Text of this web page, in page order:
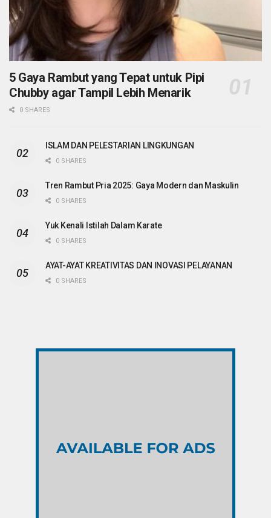
5 Gaya Rambut yang Tepat untuk Pipi
Chubby agar Tampil Lebih Menarik
0 SHARES
ISLAM DAN PELESTARIAN LINGKUNGAN
0 SHARES
Tren Rambut Pria 2025: Gaya Modern dan Maskulin
0 SHARES
Yuk Kenali Istilah Dalam Karate
0 SHARES
AYAT-AYAT KREATIVITAS DAN INOVASI PELAYANAN
0 SHARES